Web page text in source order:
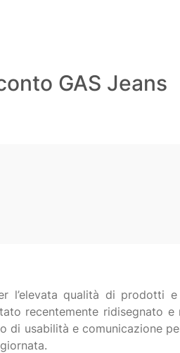
GAS Jeans
l’elevata qualità di prodotti
recentemente ridisegnato
di usabilità e comunicazione